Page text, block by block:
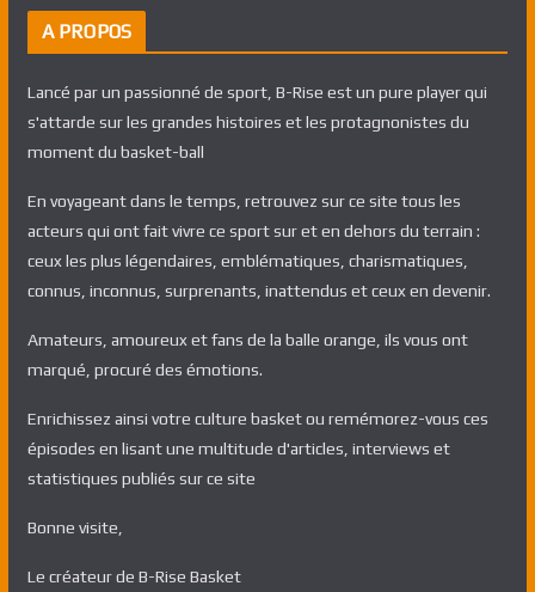
A PROPOS
Lancé par un passionné de sport, B-Rise est un pure player qui
s'attarde sur les grandes histoires et les protagnonistes du
moment du basket-ball
En voyageant dans le temps, retrouvez sur ce site tous les
acteurs qui ont fait vivre ce sport sur et en dehors du terrain :
ceux les plus légendaires, emblématiques, charismatiques,
connus, inconnus, surprenants, inattendus et ceux en devenir.
Amateurs, amoureux et fans de la balle orange, ils vous ont
marqué, procuré des émotions.
Enrichissez ainsi votre culture basket ou remémorez-vous ces
épisodes en lisant une multitude d'articles, interviews et
statistiques publiés sur ce site
Bonne visite,
Le créateur de B-Rise Basket